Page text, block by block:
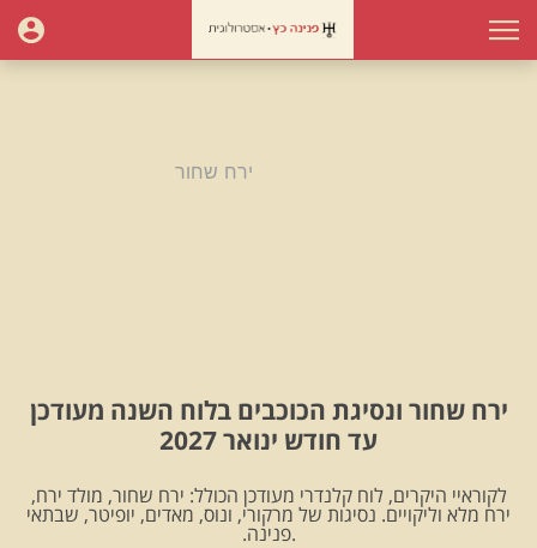
ירח שחור
ירח שחור ונסיגת הכוכבים בלוח השנה מעודכן
עד חודש ינואר 2027
לקוראיי היקרים, לוח קלנדרי מעודכן הכולל: ירח שחור, מולד ירח,
ירח מלא וליקויים. נסיגות של מרקורי, ונוס, מאדים, יופיטר, שבתאי
.פנינה.